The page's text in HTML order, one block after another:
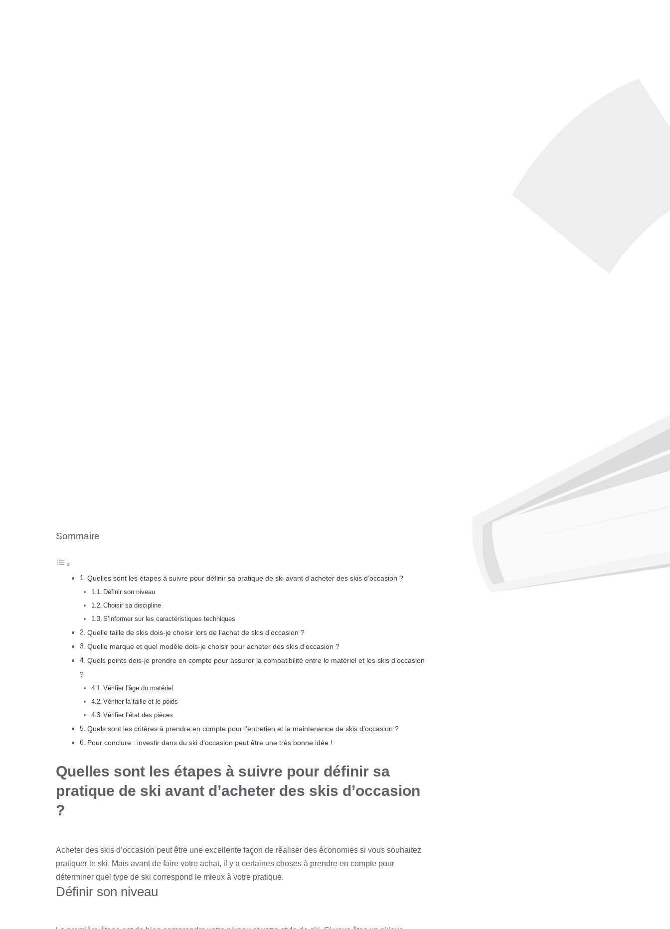
Sommaire
Quelles sont les étapes à suivre pour définir sa pratique de ski avant d’acheter des skis d’occasion ?
Définir son niveau
Choisir sa discipline
S’informer sur les caractéristiques techniques
Quelle taille de skis dois-je choisir lors de l’achat de skis d’occasion ?
Quelle marque et quel modèle dois-je choisir pour acheter des skis d’occasion ?
Quels points dois-je prendre en compte pour assurer la compatibilité entre le matériel et les skis d’occasion
?
Vérifier l’âge du matériel
Vérifier la taille et le poids
Vérifier l’état des pièces
Quels sont les critères à prendre en compte pour l’entretien et la maintenance de skis d’occasion ?
Pour conclure : investir dans du ski d’occasion peut être une très bonne idée !
Quelles sont les étapes à suivre pour définir sa
pratique de ski avant d’acheter des skis d’occasion
?
Acheter des skis d’occasion peut être une excellente façon de réaliser des économies si vous souhaitez
pratiquer le ski. Mais avant de faire votre achat, il y a certaines choses à prendre en compte pour
déterminer quel type de ski correspond le mieux à votre pratique.
Définir son niveau